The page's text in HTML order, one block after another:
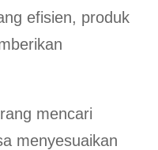
efisien, produk
mencari
menyesuaikan